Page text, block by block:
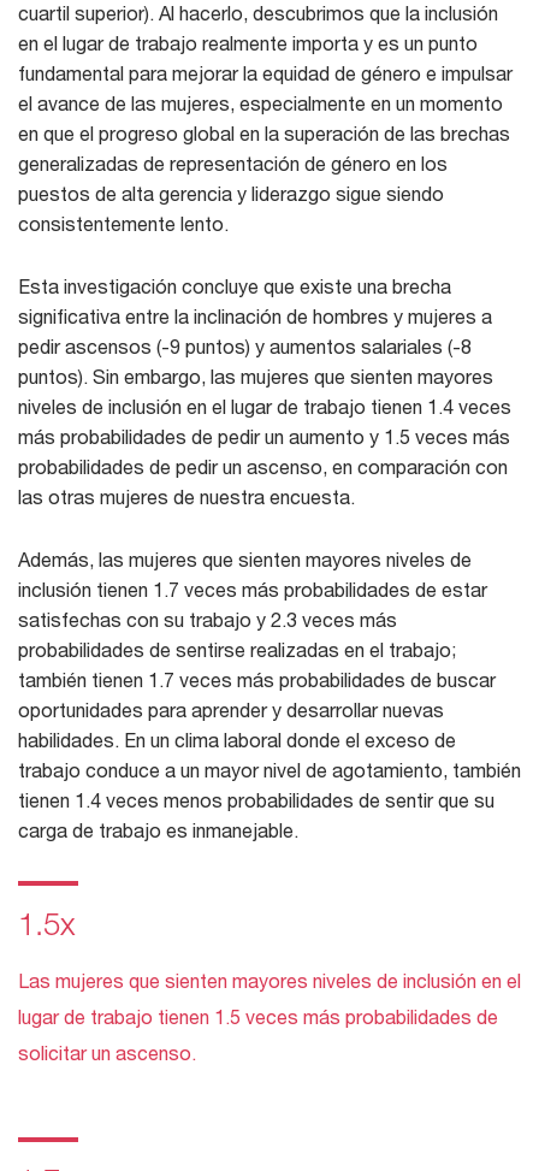
cuartil superior). Al hacerlo, descubrimos que la inclusión
en el lugar de trabajo realmente importa y es un punto
fundamental para mejorar la equidad de género e impulsar
el avance de las mujeres, especialmente en un momento
en que el progreso global en la superación de las brechas
generalizadas de representación de género en los
puestos de alta gerencia y liderazgo sigue siendo
consistentemente lento.
Esta investigación concluye que existe una brecha
significativa entre la inclinación de hombres y mujeres a
pedir ascensos (-9 puntos) y aumentos salariales (-8
puntos). Sin embargo, las mujeres que sienten mayores
niveles de inclusión en el lugar de trabajo tienen 1.4 veces
más probabilidades de pedir un aumento y 1.5 veces más
probabilidades de pedir un ascenso, en comparación con
las otras mujeres de nuestra encuesta.
Además, las mujeres que sienten mayores niveles de
inclusión tienen 1.7 veces más probabilidades de estar
satisfechas con su trabajo y 2.3 veces más
probabilidades de sentirse realizadas en el trabajo;
también tienen 1.7 veces más probabilidades de buscar
oportunidades para aprender y desarrollar nuevas
habilidades. En un clima laboral donde el exceso de
trabajo conduce a un mayor nivel de agotamiento, también
tienen 1.4 veces menos probabilidades de sentir que su
carga de trabajo es inmanejable.
1.5x
Las mujeres que sienten mayores niveles de inclusión en el
lugar de trabajo tienen 1.5 veces más probabilidades de
solicitar un ascenso.